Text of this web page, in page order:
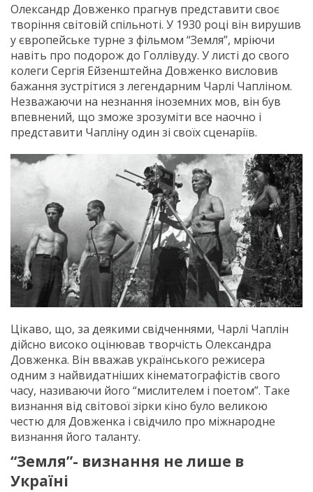
Олександр Довженко прагнув представити своє
творіння світовій спільноті. У 1930 році він вирушив
у європейське турне з фільмом “Земля”, мріючи
навіть про подорож до Голлівуду. У листі до свого
колеги Сергія Ейзенштейна Довженко висловив
бажання зустрітися з легендарним Чарлі Чапліном.
Незважаючи на незнання іноземних мов, він був
впевнений, що зможе зрозуміти все наочно і
представити Чапліну один зі своїх сценаріїв.
Цікаво, що, за деякими свідченнями, Чарлі Чаплін
дійсно високо оцінював творчість Олександра
Довженка. Він вважав українського режисера
одним з найвидатніших кінематографістів свого
часу, називаючи його “мислителем і поетом”. Таке
визнання від світової зірки кіно було великою
честю для Довженка і свідчило про міжнародне
визнання його таланту.
“Земля”- визнання не лише в
Україні